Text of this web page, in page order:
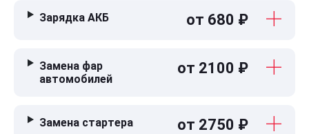
Зарядка АКБ от 680 ₽
Замена фар
автомобилей
от 2100 ₽
Замена стартера от 2750 ₽